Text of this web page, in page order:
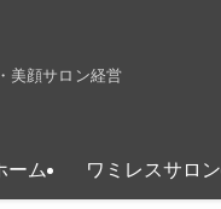
美顔サロン経営
ーム ワミレスサロン